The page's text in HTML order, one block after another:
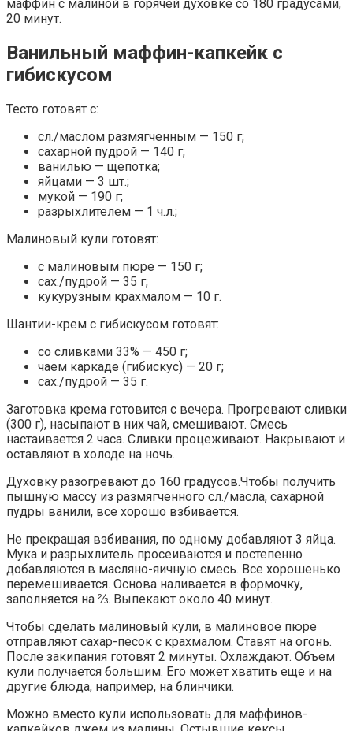
маффин с малиной в горячей духовке со 180 градусами,
20 минут.
Ванильный маффин-капкейк с
гибискусом
Тесто готовят с:
сл./маслом размягченным — 150 г;
сахарной пудрой — 140 г;
ванилью — щепотка;
яйцами — 3 шт.;
мукой — 190 г;
разрыхлителем — 1 ч.л.;
Малиновый кули готовят:
с малиновым пюре — 150 г;
сах./пудрой — 35 г;
кукурузным крахмалом — 10 г.
Шантии-крем с гибискусом готовят:
со сливками 33% — 450 г;
чаем каркаде (гибискус) — 20 г;
сах./пудрой — 35 г.
Заготовка крема готовится с вечера. Прогревают сливки
(300 г), насыпают в них чай, смешивают. Смесь
настаивается 2 часа. Сливки процеживают. Накрывают и
оставляют в холоде на ночь.
Духовку разогревают до 160 градусов.Чтобы получить
пышную массу из размягченного сл./масла, сахарной
пудры ванили, все хорошо взбивается.
Не прекращая взбивания, по одному добавляют 3 яйца.
Мука и разрыхлитель просеиваются и постепенно
добавляются в масляно-яичную смесь. Все хорошенько
перемешивается. Основа наливается в формочку,
заполняется на ⅔. Выпекают около 40 минут.
Чтобы сделать малиновый кули, в малиновое пюре
отправляют сахар-песок с крахмалом. Ставят на огонь.
После закипания готовят 2 минуты. Охлаждают. Объем
кули получается большим. Его может хватить еще и на
другие блюда, например, на блинчики.
Можно вместо кули использовать для маффинов-